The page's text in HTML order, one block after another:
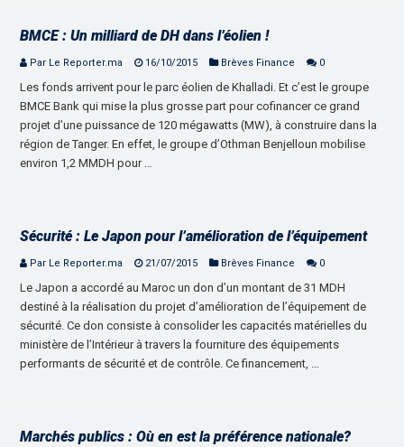
BMCE : Un milliard de DH dans l’éolien !
Par Le Reporter.ma 16/10/2015 Brèves Finance 0
Les fonds arrivent pour le parc éolien de Khalladi. Et c’est le groupe
BMCE Bank qui mise la plus grosse part pour cofinancer ce grand
projet d’une puissance de 120 mégawatts (MW), à construire dans la
région de Tanger. En effet, le groupe d’Othman Benjelloun mobilise
environ 1,2 MMDH pour …
Sécurité : Le Japon pour l’amélioration de l’équipement
Par Le Reporter.ma 21/07/2015 Brèves Finance 0
Le Japon a accordé au Maroc un don d’un montant de 31 MDH
destiné à la réalisation du projet d’amélioration de l’équipement de
sécurité. Ce don consiste à consolider les capacités matérielles du
ministère de l’Intérieur à travers la fourniture des équipements
performants de sécurité et de contrôle. Ce financement, …
Marchés publics : Où en est la préférence nationale?